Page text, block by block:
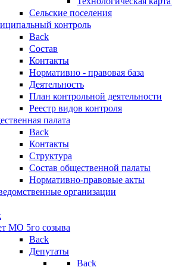
Сельские поселения
контроль
Back
Состав
Контакты
Нормативно - правовая база
Деятельность
План контрольной деятельности
Реестр видов контроля
палата
Back
Контакты
Структура
Состав общественной палаты
Нормативно-правовые акты
организации
МО 5го созыва
Back
Депутаты
Back